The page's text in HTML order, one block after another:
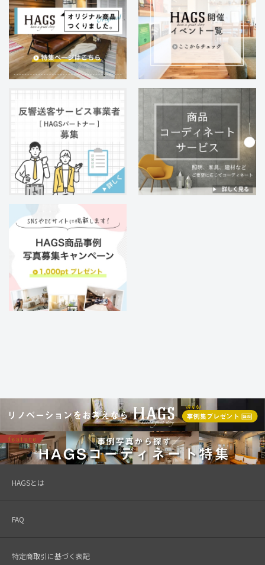
HAGSとは
FAQ
特定商取引に基づく表記